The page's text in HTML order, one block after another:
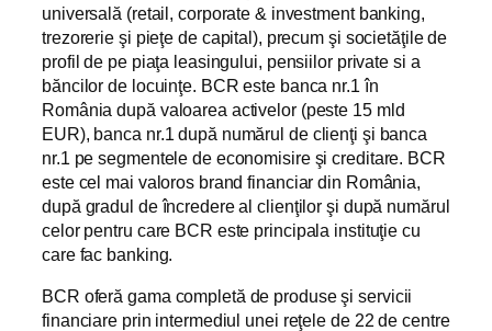
universală (retail, corporate & investment banking,
trezorerie şi pieţe de capital), precum şi societăţile de
profil de pe piaţa leasingului, pensiilor private si a
băncilor de locuinţe. BCR este banca nr.1 în
România după valoarea activelor (peste 15 mld
EUR), banca nr.1 după numărul de clienţi şi banca
nr.1 pe segmentele de economisire şi creditare. BCR
este cel mai valoros brand financiar din România,
după gradul de încredere al clienţilor şi după numărul
celor pentru care BCR este principala instituţie cu
care fac banking.
BCR oferă gama completă de produse şi servicii
financiare prin intermediul unei reţele de 22 de centre